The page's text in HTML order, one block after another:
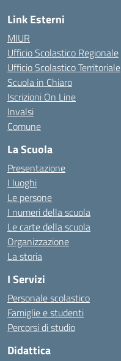
Link Esterni
MIUR
Ufficio Scolastico Regionale
Ufficio Scolastico Territoriale
Scuola in Chiaro
Iscrizioni On Line
Invalsi
Comune
La Scuola
Presentazione
I luoghi
Le persone
I numeri della scuola
Le carte della scuola
Organizzazione
La storia
I Servizi
Personale scolastico
Famiglie e studenti
Percorsi di studio
Didattica